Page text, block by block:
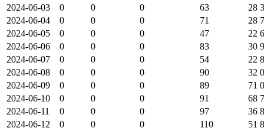
2024-06-03
0 0 0 63
28
2024-06-04
0 0 0 71
28
2024-06-05
0 0 0 47
22
2024-06-06
0 0 0 83
30
2024-06-07
0 0 0 54
22
2024-06-08
0 0 0 90
32
2024-06-09
0 0 0 89
71
2024-06-10
0 0 0 91
68
2024-06-11
0 0 0 97
36
2024-06-12
0 0 0 110
51